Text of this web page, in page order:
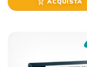
shopping_cart